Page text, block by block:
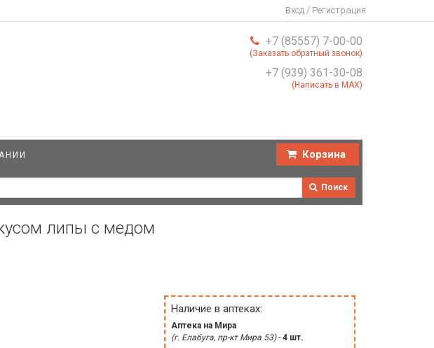
Вход / Регистрация
+7 (85557) 7-00-00
(Заказать обратный звонок)
+7 (939) 361-30-08
(Написать в MAX)
Корзина
Поиск
липы с медом
Наличие в аптеках:
Аптека на Мира
(г. Елабуга, пр-кт Мира 53)- 4 шт.